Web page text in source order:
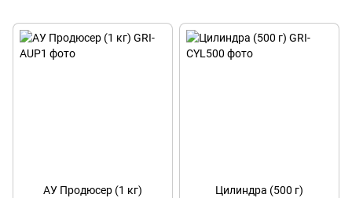
АУ Продюсер (1 кг) Цилиндра (500 г)